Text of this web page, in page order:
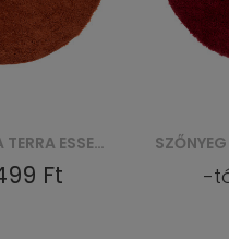
SZŐNYEG P113A ESSENCE ROUND (KOŁO) - CZERWONY
Ft -